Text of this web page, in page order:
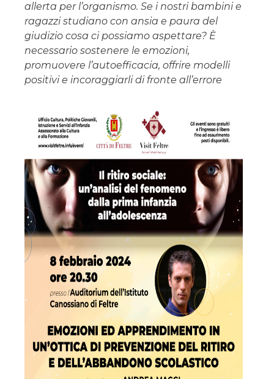
allerta per l’organismo. Se i nostri bambini e
ragazzi studiano con ansia e paura del
giudizio cosa ci possiamo aspettare? È
necessario sostenere le emozioni,
promuovere l’autoefficacia, offrire modelli
positivi e incoraggiarli di fronte all’errore